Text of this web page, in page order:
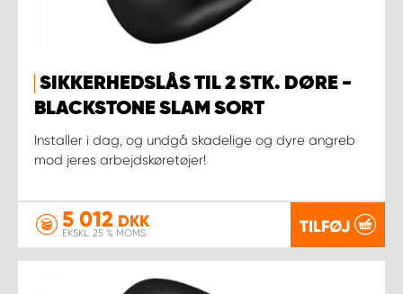
SIKKERHEDSLÅS TIL 2 STK. DØRE -
BLACKSTONE SLAM SORT
Installer i dag, og undgå skadelige og dyre angreb
mod jeres arbejdskøretøjer!
5 012 DKK
EKSKL. 25 % MOMS TILFØJ